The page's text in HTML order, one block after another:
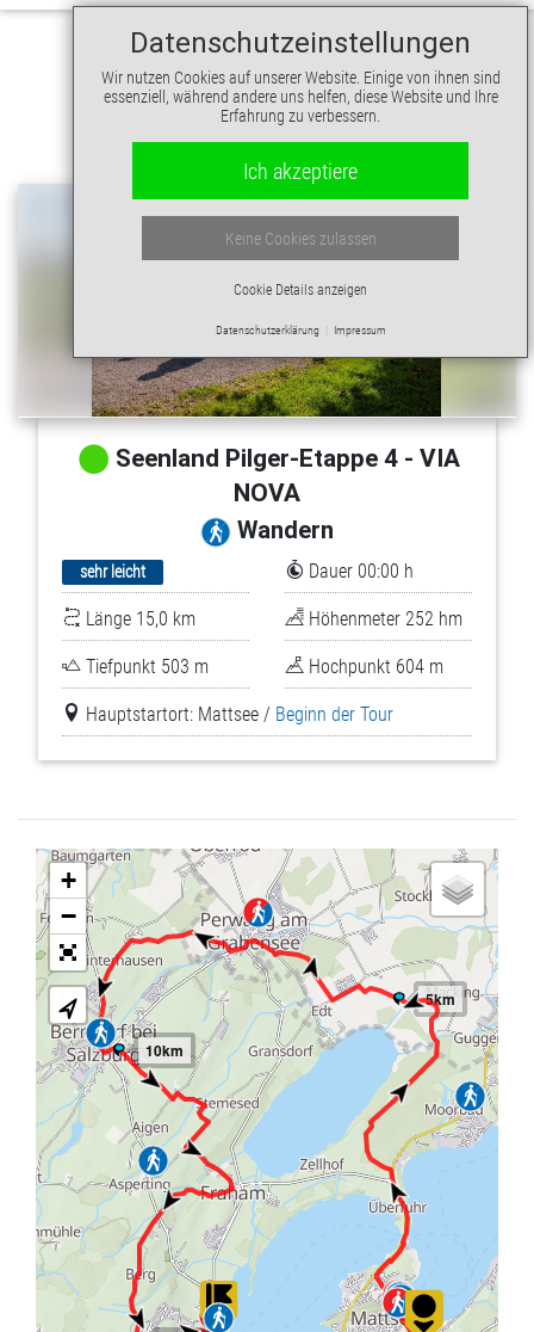
Datenschutzeinstellungen
Wir nutzen Cookies auf unserer Website. Einige von ihnen sind
essenziell, während andere uns helfen, diese Website und Ihre
Erfahrung zu verbessern.
Ich akzeptiere
Keine Cookies zulassen
Cookie Details anzeigen
Datenschutzerklärung Impressum
Seenland Pilger-Etappe 4 - VIA
NOVA
Wandern
sehr leicht Dauer 00:00 h
Länge 15,0 km Höhenmeter 252 hm
Tiefpunkt 503 m Hochpunkt 604 m
Hauptstartort: Mattsee / Beginn der Tour
5km
10km
+
−